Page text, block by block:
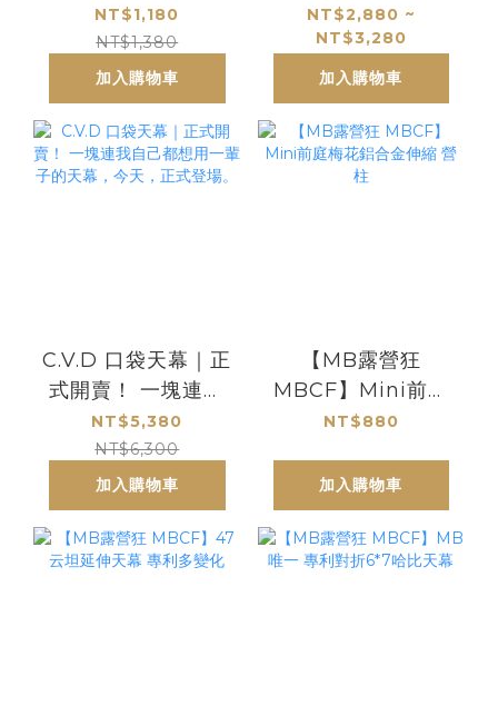
設計×三大專利，露
營界唯一伸縮神
器！
NT$1,180
NT$1,380
加入購物車
影布幕 120 /100吋
(5分鐘展開)專利設
計
NT$2,880 ~
NT$3,280
加入購物車
C.V.D 口袋天幕｜正
式開賣！ 一塊連我
自己都想用一輩子
的天幕，今天，正
式登場。
NT$5,380
NT$6,300
加入購物車
【MB露營狂
MBCF】Mini前庭
梅花鋁合金伸縮 營
NT$880
加入購物車